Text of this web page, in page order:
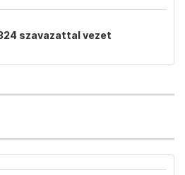
szavazattal vezet